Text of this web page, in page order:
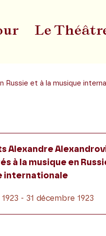
Le
Du et à la musique
Alexandre
à la musique en
internationale
- 31 décembre 1923